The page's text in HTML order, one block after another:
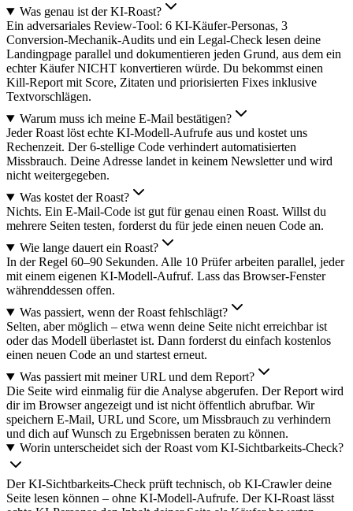
Was genau ist der KI-Roast?
Ein adversariales Review-Tool: 6 KI-Käufer-Personas, 3
Conversion-Mechanik-Audits und ein Legal-Check lesen deine
Landingpage parallel und dokumentieren jeden Grund, aus dem ein
echter Käufer NICHT konvertieren würde. Du bekommst einen
Kill-Report mit Score, Zitaten und priorisierten Fixes inklusive
Textvorschlägen.
Warum muss ich meine E-Mail bestätigen?
Jeder Roast löst echte KI-Modell-Aufrufe aus und kostet uns
Rechenzeit. Der 6-stellige Code verhindert automatisierten
Missbrauch. Deine Adresse landet in keinem Newsletter und wird
nicht weitergegeben.
Was kostet der Roast?
Nichts. Ein E-Mail-Code ist gut für genau einen Roast. Willst du
mehrere Seiten testen, forderst du für jede einen neuen Code an.
Wie lange dauert ein Roast?
In der Regel 60–90 Sekunden. Alle 10 Prüfer arbeiten parallel, jeder
mit einem eigenen KI-Modell-Aufruf. Lass das Browser-Fenster
währenddessen offen.
Was passiert, wenn der Roast fehlschlägt?
Selten, aber möglich – etwa wenn deine Seite nicht erreichbar ist
oder das Modell überlastet ist. Dann forderst du einfach kostenlos
einen neuen Code an und startest erneut.
Was passiert mit meiner URL und dem Report?
Die Seite wird einmalig für die Analyse abgerufen. Der Report wird
dir im Browser angezeigt und ist nicht öffentlich abrufbar. Wir
speichern E-Mail, URL und Score, um Missbrauch zu verhindern
und dich auf Wunsch zu Ergebnissen beraten zu können.
Worin unterscheidet sich der Roast vom KI-Sichtbarkeits-Check?
Der KI-Sichtbarkeits-Check prüft technisch, ob KI-Crawler deine
Seite lesen können – ohne KI-Modell-Aufrufe. Der KI-Roast lässt